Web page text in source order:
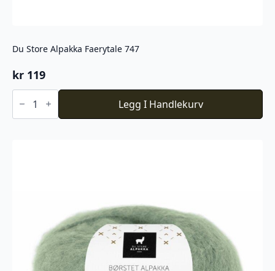
Du Store Alpakka Faerytale 747
kr 119
Du
Store
Faerytale
Legg I Handlekurv